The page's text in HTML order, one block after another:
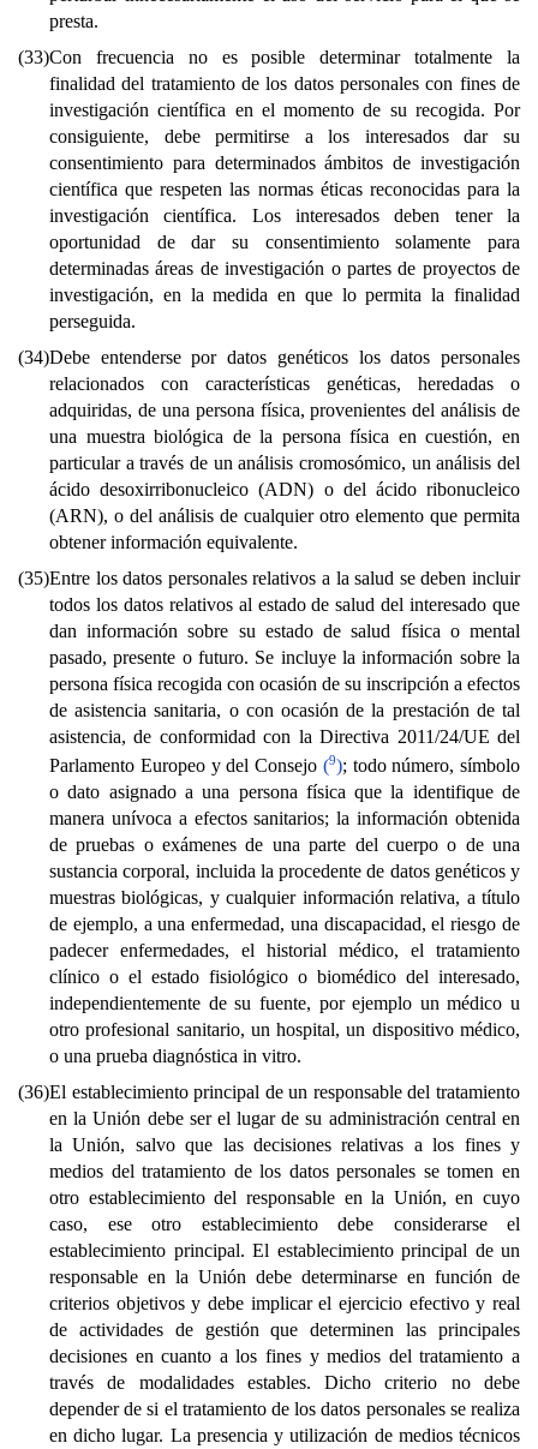
presta.
(33)Con frecuencia no es posible determinar totalmente la
finalidad del tratamiento de los datos personales con fines de
investigación científica en el momento de su recogida. Por
consiguiente, debe permitirse a los interesados dar su
consentimiento para determinados ámbitos de investigación
científica que respeten las normas éticas reconocidas para la
investigación científica. Los interesados deben tener la
oportunidad de dar su consentimiento solamente para
determinadas áreas de investigación o partes de proyectos de
investigación, en la medida en que lo permita la finalidad
perseguida.
(34)Debe entenderse por datos genéticos los datos personales
relacionados con características genéticas, heredadas o
adquiridas, de una persona física, provenientes del análisis de
una muestra biológica de la persona física en cuestión, en
particular a través de un análisis cromosómico, un análisis del
ácido desoxirribonucleico (ADN) o del ácido ribonucleico
(ARN), o del análisis de cualquier otro elemento que permita
obtener información equivalente.
(35)Entre los datos personales relativos a la salud se deben incluir
todos los datos relativos al estado de salud del interesado que
dan información sobre su estado de salud física o mental
pasado, presente o futuro. Se incluye la información sobre la
persona física recogida con ocasión de su inscripción a efectos
de asistencia sanitaria, o con ocasión de la prestación de tal
asistencia, de conformidad con la Directiva 2011/24/UE del
Parlamento Europeo y del Consejo (9); todo número, símbolo
o dato asignado a una persona física que la identifique de
manera unívoca a efectos sanitarios; la información obtenida
de pruebas o exámenes de una parte del cuerpo o de una
sustancia corporal, incluida la procedente de datos genéticos y
muestras biológicas, y cualquier información relativa, a título
de ejemplo, a una enfermedad, una discapacidad, el riesgo de
padecer enfermedades, el historial médico, el tratamiento
clínico o el estado fisiológico o biomédico del interesado,
independientemente de su fuente, por ejemplo un médico u
otro profesional sanitario, un hospital, un dispositivo médico,
o una prueba diagnóstica in vitro.
(36)El establecimiento principal de un responsable del tratamiento
en la Unión debe ser el lugar de su administración central en
la Unión, salvo que las decisiones relativas a los fines y
medios del tratamiento de los datos personales se tomen en
otro establecimiento del responsable en la Unión, en cuyo
caso, ese otro establecimiento debe considerarse el
establecimiento principal. El establecimiento principal de un
responsable en la Unión debe determinarse en función de
criterios objetivos y debe implicar el ejercicio efectivo y real
de actividades de gestión que determinen las principales
decisiones en cuanto a los fines y medios del tratamiento a
través de modalidades estables. Dicho criterio no debe
depender de si el tratamiento de los datos personales se realiza
en dicho lugar. La presencia y utilización de medios técnicos